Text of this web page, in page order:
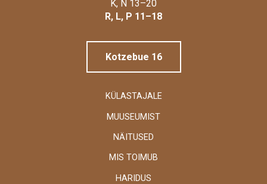
K, N 13–20
R, L, P 11–18
Kotzebue 16
KÜLASTAJALE
MUUSEUMIST
NÄITUSED
MIS TOIMUB
HARIDUS